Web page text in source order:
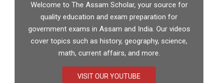
Welcome to The Assam Scholar, your source for
quality education and exam preparation for
government exams in Assam and India. Our videos
cover topics such as history, geography, science,
math, current affairs, and more.
VISIT OUR YOUTUBE